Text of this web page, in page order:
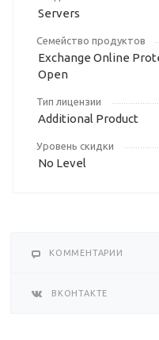
Servers
Семейство продуктов
Exchange Online
Open
Тип лицензии
Additional Product
Уровень скидки
No Level
КОММЕНТАРИИ
ВКОНТАКТЕ